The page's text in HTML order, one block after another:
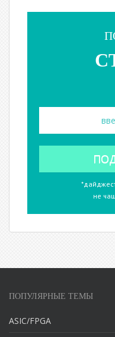
не
ПОПУЛЯРНЫЕ ТЕМЫ
ASIC/FPGA